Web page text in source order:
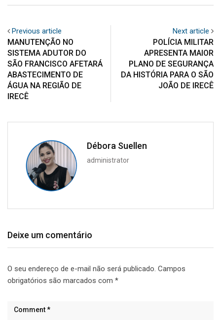
Previous article
MANUTENÇÃO NO
SISTEMA ADUTOR DO
SÃO FRANCISCO AFETARÁ
ABASTECIMENTO DE
ÁGUA NA REGIÃO DE
IRECÊ
Next article
POLÍCIA MILITAR
APRESENTA MAIOR
PLANO DE SEGURANÇA
DA HISTÓRIA PARA O SÃO
JOÃO DE IRECÊ
Débora Suellen
administrator
Deixe um comentário
O seu endereço de e-mail não será publicado. Campos
obrigatórios são marcados com *